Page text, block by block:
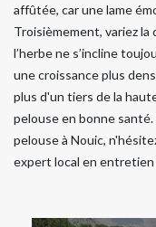
affûtée, car une lame
Troisièmement, variez
l’herbe ne s’incline
une croissance plus
plus d'un tiers de la
pelouse en bonne
pelouse à Nouic,
expert local en entretien